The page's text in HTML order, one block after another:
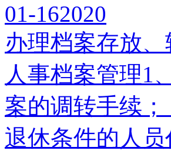
01-162020
办理档案存放
人事档案管理1
案的调转手续
退休条件的人